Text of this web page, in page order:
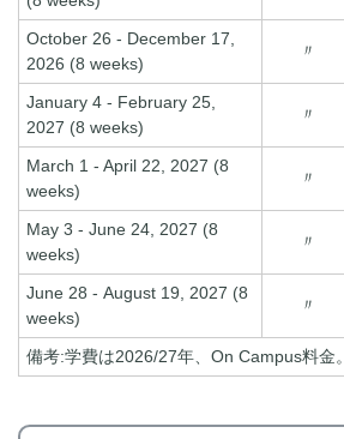
October 26 - December 17,
2026 (8 weeks)
〃
January 4 - February 25,
2027 (8 weeks)
〃
March 1 - April 22, 2027 (8
weeks)
〃
May 3 - June 24, 2027 (8
weeks)
〃
June 28 - August 19, 2027 (8
weeks)
〃
備考:学費は2026/27年、On Campus料金。